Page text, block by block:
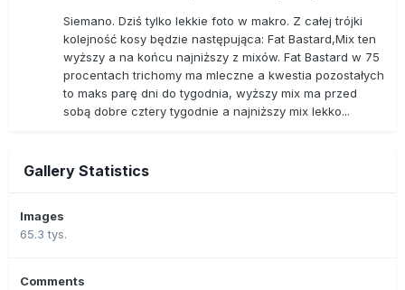
Siemano. Dziś tylko lekkie foto w makro. Z całej trójki
kolejność kosy będzie następująca: Fat Bastard,Mix ten
wyższy a na końcu najniższy z mixów. Fat Bastard w 75
procentach trichomy ma mleczne a kwestia pozostałych
to maks parę dni do tygodnia, wyższy mix ma przed
sobą dobre cztery tygodnie a najniższy mix lekko...
Gallery Statistics
Images
65.3 tys.
Comments